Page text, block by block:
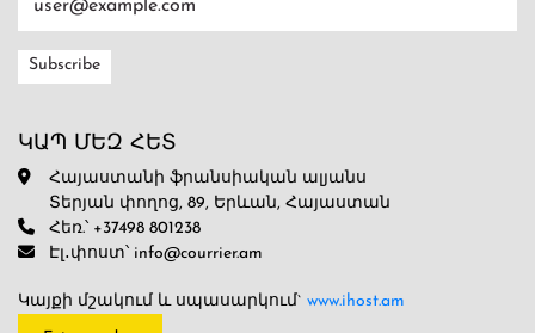
ԿԱՊ ՄԵԶ ՀԵՏ
Հայաստանի ֆրանսիական ալյանս
Տերյան փողոց, 89, Երևան, Հայաստան
Հեռ.՝ +37498 801238
Էլ․փոստ՝ info@courrier.am
Կայքի մշակում և սպասարկում` www.ihost.am